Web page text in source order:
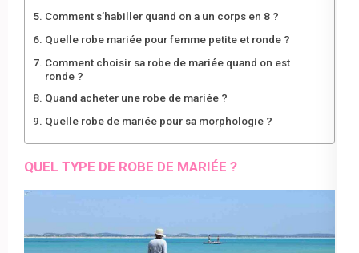
Comment s’habiller quand on a un corps en 8 ?
Quelle robe mariée pour femme petite et ronde ?
Comment choisir sa robe de mariée quand on est
ronde ?
Quand acheter une robe de mariée ?
Quelle robe de mariée pour sa morphologie ?
QUEL TYPE DE ROBE DE MARIÉE ?